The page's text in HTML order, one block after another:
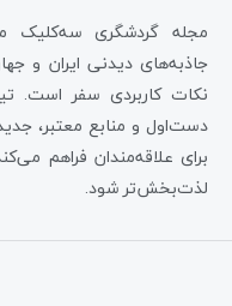
مجله گردشگری سه‌کلیک
جاذبه‌های دیدنی ایران و
نکات کاربردی سفر است.
دست‌اول و منابع معتبر،
برای علاقه‌مندان فراهم
لذت‌بخش‌تر شود.